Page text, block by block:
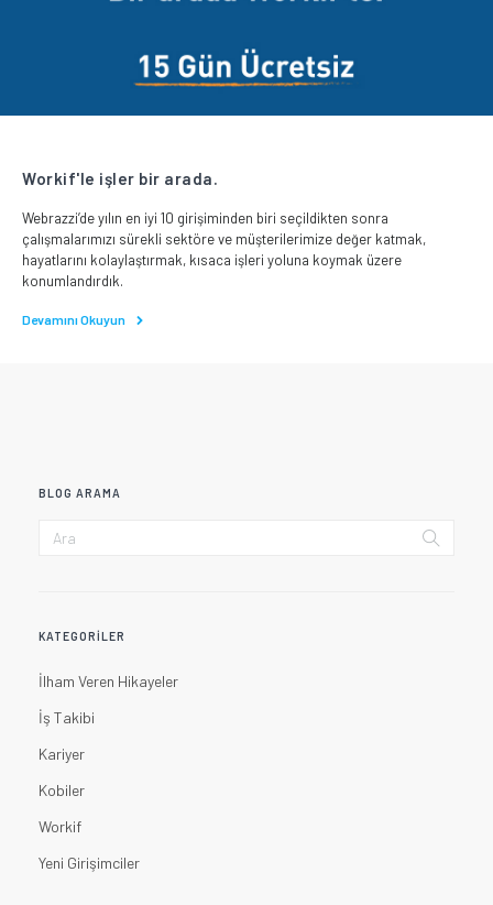
Workif'le işler bir arada.
Webrazzi’de yılın en iyi 10 girişiminden biri seçildikten sonra
çalışmalarımızı sürekli sektöre ve müşterilerimize değer katmak,
hayatlarını kolaylaştırmak, kısaca işleri yoluna koymak üzere
konumlandırdık.
Devamını Okuyun
BLOG ARAMA
KATEGORILER
İlham Veren Hikayeler
İş Takibi
Kariyer
Kobiler
Workif
Yeni Girişimciler